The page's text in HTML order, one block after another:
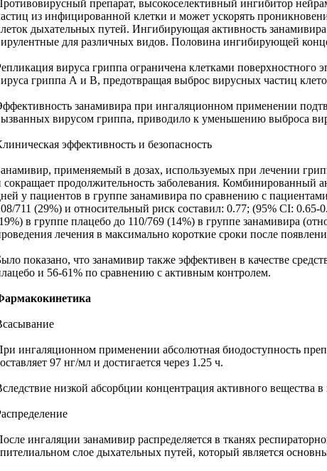
препарат, высокоселективный ингибитор
из инфицированной клетки и может ускорять
дыхательных путей. Ингибирующая активность
для различных видов. Половина ингибирующей
вируса гриппа ограничена клетками поверхностного
гриппа А и В, предотвращая выброс вирусных частиц
занамивира при ингаляционном применении
вирусом гриппа, приводило к уменьшению выброса
эффективность и безопасность
применяемый в дозах, используемых при лечении
сокращает продолжительность заболевания. Комбинированный
у пациентов в группе занамивира по сравнению с
711 (29%) и относительный риск составил: 0.77; (95% CI:
в группе плацебо до 110/769 (14%) в группе занамивира
лечения в максимально короткие сроки после
показано, что занамивир также эффективен в качестве
и 56-61% по сравнению с активным контролем.
ингаляционном применении абсолютная биодоступность
97 нг/мл и достигается через 1.25 ч.
низкой абсорбции концентрация активного вещества
ингаляции занамивир распределяется в тканях
слое дыхательных путей, который является